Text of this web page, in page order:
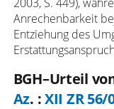
Anrechenbarkeit
Entziehung des
BGH–Urteil
Az. :XII ZR 56/